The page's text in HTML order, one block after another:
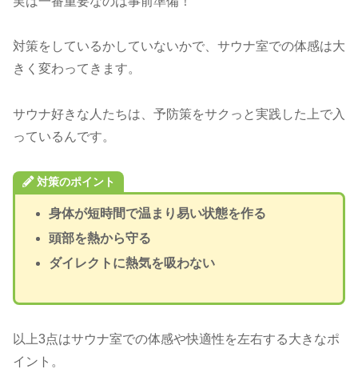
対策をしているかしていないかで、サウナ室での体感は大
きく変わってきます。
サウナ好きな人たちは、予防策をサクっと実践した上で入
っているんです。
対策のポイント
身体が短時間で温まり易い状態を作る
頭部を熱から守る
ダイレクトに熱気を吸わない
以上3点はサウナ室での体感や快適性を左右する大きなポ
イント。